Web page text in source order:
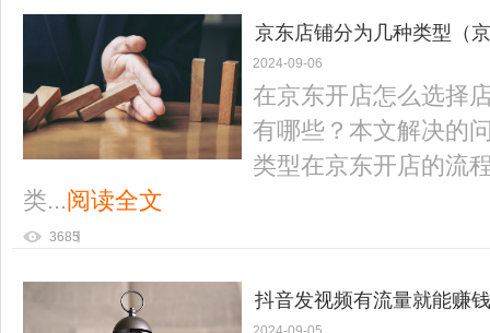
京东店铺分为几种类型（
2024-09-06
在京东开店怎么选择
有哪些？本文解决的
类型在京东开店的流
类...阅读全文
3685
抖音发视频有流量就能赚